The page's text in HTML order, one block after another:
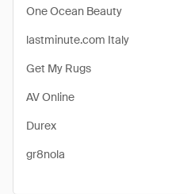
One Ocean Beauty
lastminute.com Italy
Get My Rugs
AV Online
Durex
gr8nola